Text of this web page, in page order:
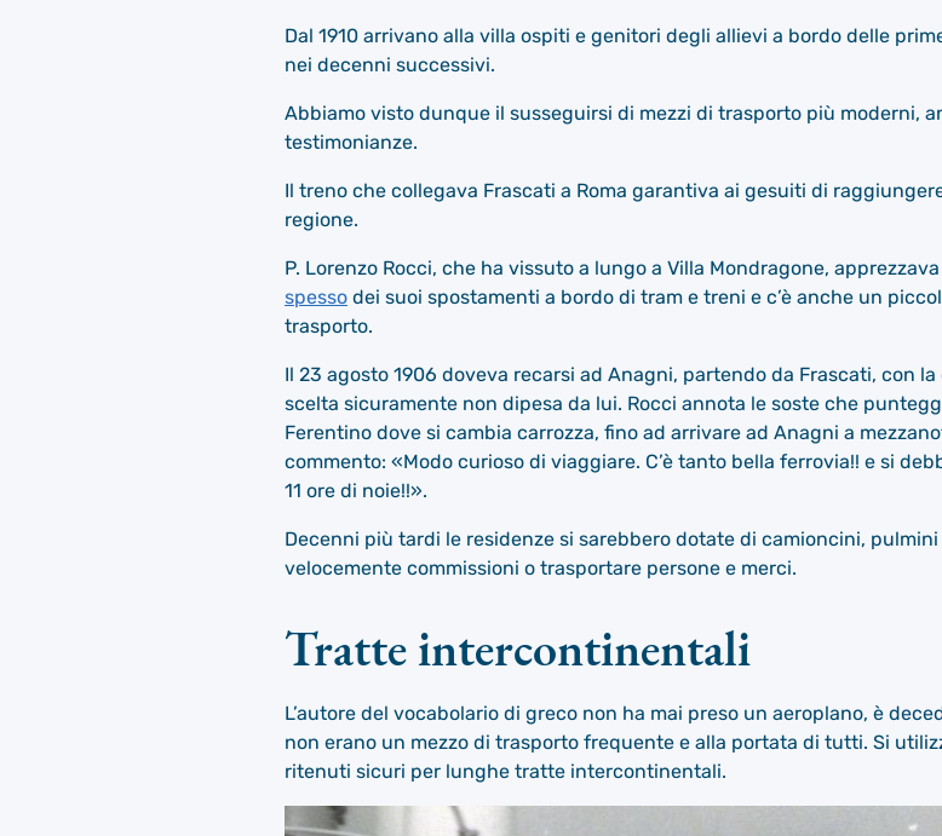
Dal 1910 arrivano alla villa ospiti e genitori degli allievi a bordo delle
nei decenni successivi.
Abbiamo visto dunque il susseguirsi di mezzi di trasporto più moderni,
testimonianze.
Il treno che collegava Frascati a Roma garantiva ai gesuiti di
regione.
P. Lorenzo Rocci, che ha vissuto a lungo a Villa Mondragone,
spesso dei suoi spostamenti a bordo di tram e treni e c’è anche un
trasporto.
Il 23 agosto 1906 doveva recarsi ad Anagni, partendo da Frascati, con
scelta sicuramente non dipesa da lui. Rocci annota le soste che
Ferentino dove si cambia carrozza, fino ad arrivare ad Anagni a
commento: «Modo curioso di viaggiare. C’è tanto bella ferrovia!! e si
11 ore di noie!!».
Decenni più tardi le residenze si sarebbero dotate di camioncini,
velocemente commissioni o trasportare persone e merci.
Tratte intercontinentali
L’autore del vocabolario di greco non ha mai preso un aeroplano, è
non erano un mezzo di trasporto frequente e alla portata di tutti. Si
ritenuti sicuri per lunghe tratte intercontinentali.